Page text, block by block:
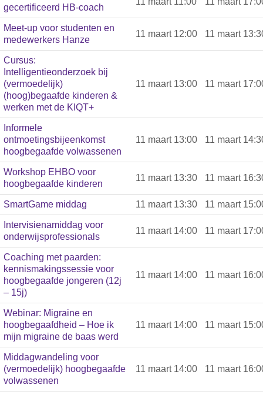
gecertificeerd HB-coach
Meet-up voor studenten en
medewerkers Hanze
11 maart 12:00 11 maart
Cursus:
Intelligentieonderzoek bij
(vermoedelijk)
(hoog)begaafde kinderen &
werken met de KIQT+
11 maart 13:00 11 maart
Informele
ontmoetingsbijeenkomst
hoogbegaafde volwassenen
11 maart 13:00 11 maart
Workshop EHBO voor
hoogbegaafde kinderen
11 maart 13:30 11 maart
SmartGame middag 11 maart 13:30 11 maart
Intervisienamiddag voor
onderwijsprofessionals
11 maart 14:00 11 maart
Coaching met paarden:
kennismakingssessie voor
hoogbegaafde jongeren (12j
– 15j)
11 maart 14:00 11 maart
Webinar: Migraine en
hoogbegaafdheid – Hoe ik
mijn migraine de baas werd
11 maart 14:00 11 maart
Middagwandeling voor
(vermoedelijk) hoogbegaafde
volwassenen
11 maart 14:00 11 maart